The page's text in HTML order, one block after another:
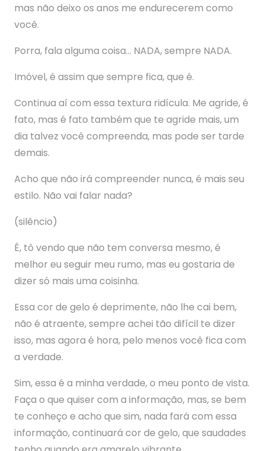
mas não deixo os anos me endurecerem como
você.
Porra, fala alguma coisa… NADA, sempre NADA.
Imóvel, é assim que sempre fica, que é.
Continua aí com essa textura ridícula. Me agride, é
fato, mas é fato também que te agride mais, um
dia talvez você compreenda, mas pode ser tarde
demais.
Acho que não irá compreender nunca, é mais seu
estilo. Não vai falar nada?
(silêncio)
É, tô vendo que não tem conversa mesmo, é
melhor eu seguir meu rumo, mas eu gostaria de
dizer só mais uma coisinha.
Essa cor de gelo é deprimente, não lhe cai bem,
não é atraente, sempre achei tão difícil te dizer
isso, mas agora é hora, pelo menos você fica com
a verdade.
Sim, essa é a minha verdade, o meu ponto de vista.
Faça o que quiser com a informação, mas, se bem
te conheço e acho que sim, nada fará com essa
informação, continuará cor de gelo, que saudades